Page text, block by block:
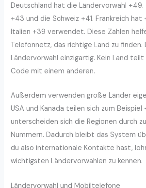
Deutschland hat die Ländervorwahl
+43 und die Schweiz +41. Frankreich hat
Italien +39 verwendet. Diese Zahlen
Telefonnetz, das richtige Land zu finden.
Ländervorwahl einzigartig. Kein Land
Code mit einem anderen.
Außerdem verwenden große Länder
USA und Kanada teilen sich zum Beispiel
unterscheiden sich die Regionen durch
Nummern. Dadurch bleibt das System
du also internationale Kontakte hast,
wichtigsten Ländervorwahlen zu kennen.
Ländervorwahl und Mobiltelefone